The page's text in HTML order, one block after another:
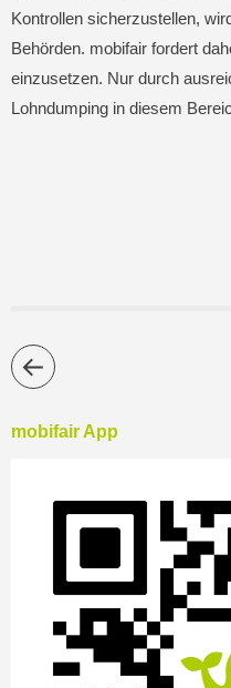
Kontrollen sicherzustellen,
Behörden. mobifair fordert
einzusetzen. Nur durch
Lohndumping in diesem
mobifair App